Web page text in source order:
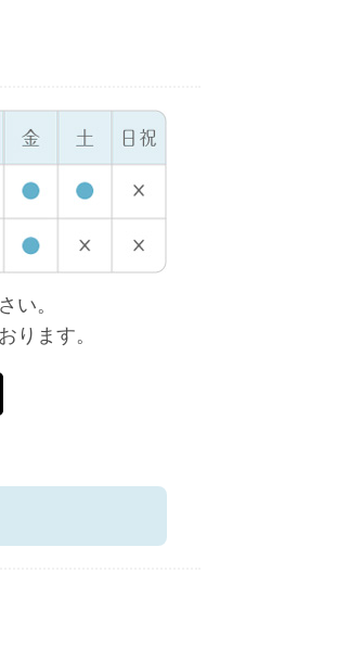
い。
ります。